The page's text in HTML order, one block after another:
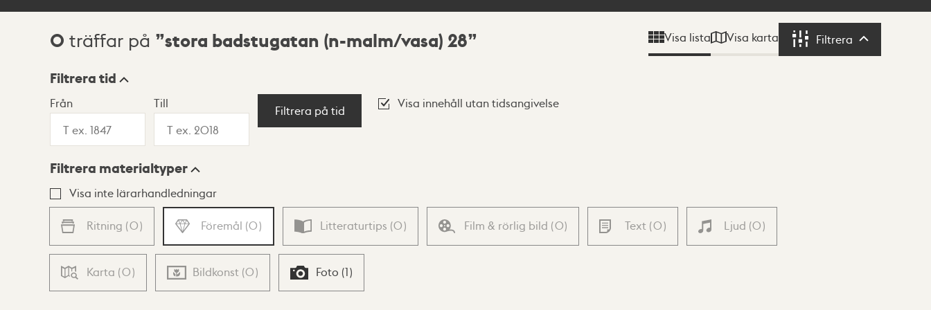
Sökresultat
0 träffar på stora badstugatan (n-malm/vasa) 28 Visa lista Visa karta Filtrera Filtrera
Visningsläge
Lista Karta
Filtrera tid
Från Till
Filtrera på tid
Visa innehåll utan tidsangivelse
Filtrera materialtyper
Visa inte lärarhandledningar
Ritning (0) Föremål (0) Litteraturtips (0) Film & rörlig bild (0) Text (0) Ljud (0)
Karta (0) Bildkonst (0) Foto (1)